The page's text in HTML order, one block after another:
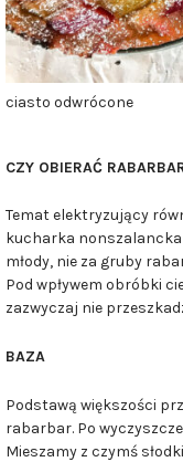
ciasto odwrócone
CZY OBIERAĆ
Temat elektryzujący
kucharka nonszalancka
młody, nie za gruby
Pod wpływem obróbki
zazwyczaj nie
BAZA
Podstawą większości
rabarbar. Po
Mieszamy z czymś